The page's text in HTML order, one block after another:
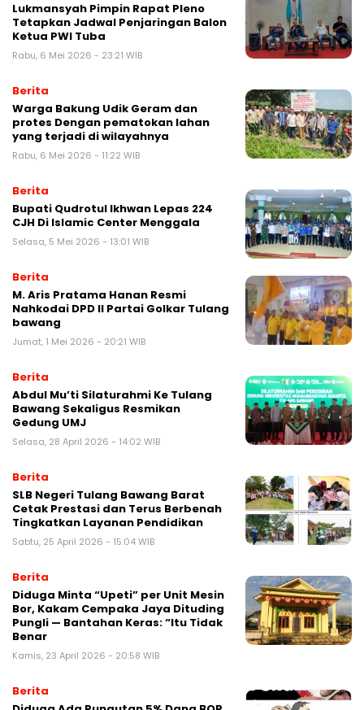
Lukmansyah Pimpin Rapat Pleno
Tetapkan Jadwal Penjaringan Balon
Ketua PWI Tuba ‎
Rabu, 6 Mei 2026 - 23:21 WIB
Berita
Warga Bakung Udik Geram dan
protes Dengan pematokan lahan
yang terjadi di wilayahnya
Rabu, 6 Mei 2026 - 11:22 WIB
Berita
Bupati Qudrotul Ikhwan Lepas 224
CJH Di Islamic Center Menggala ‎
Selasa, 5 Mei 2026 - 13:01 WIB
Berita
M. Aris Pratama Hanan Resmi
Nahkodai DPD II Partai Golkar Tulang
bawang
Jumat, 1 Mei 2026 - 20:21 WIB
Berita
Abdul Mu’ti Silaturahmi Ke Tulang
Bawang Sekaligus Resmikan
Gedung UMJ ‎
Selasa, 28 April 2026 - 14:02 WIB
Berita
SLB Negeri Tulang Bawang Barat
Cetak Prestasi dan Terus Berbenah
Tingkatkan Layanan Pendidikan
Sabtu, 25 April 2026 - 15:04 WIB
Berita
Diduga Minta “Upeti” per Unit Mesin
Bor, Kakam Cempaka Jaya Dituding
Pungli — Bantahan Keras: “Itu Tidak
Benar ‎
Kamis, 23 April 2026 - 20:58 WIB
Berita